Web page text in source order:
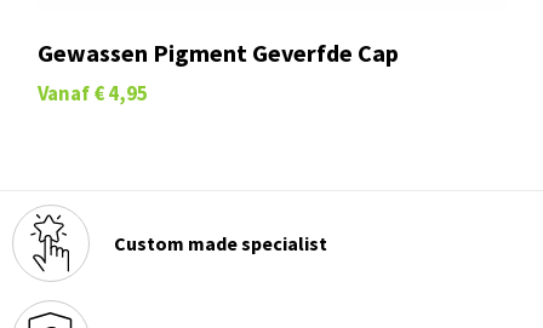
Gewassen Pigment Geverfde Cap
Vanaf € 4,95
Custom made specialist